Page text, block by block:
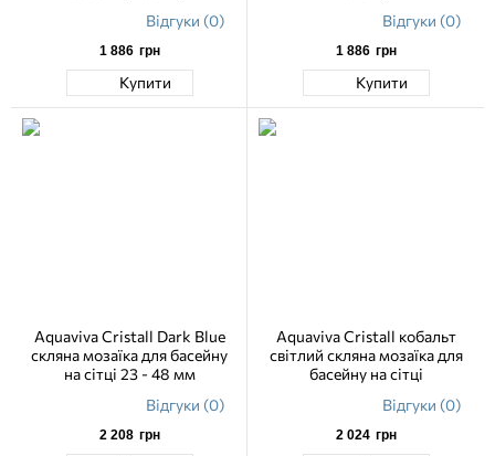
Відгуки (0)
1 886 грн
Купити
Відгуки (0)
1 886 грн
Купити
Aquaviva Cristall Dark Blue
скляна мозаїка для басейну
на сітці 23 - 48 мм
Відгуки (0)
2 208 грн
Aquaviva Сristall кобальт
світлий скляна мозаїка для
басейну на сітці
Відгуки (0)
2 024 грн